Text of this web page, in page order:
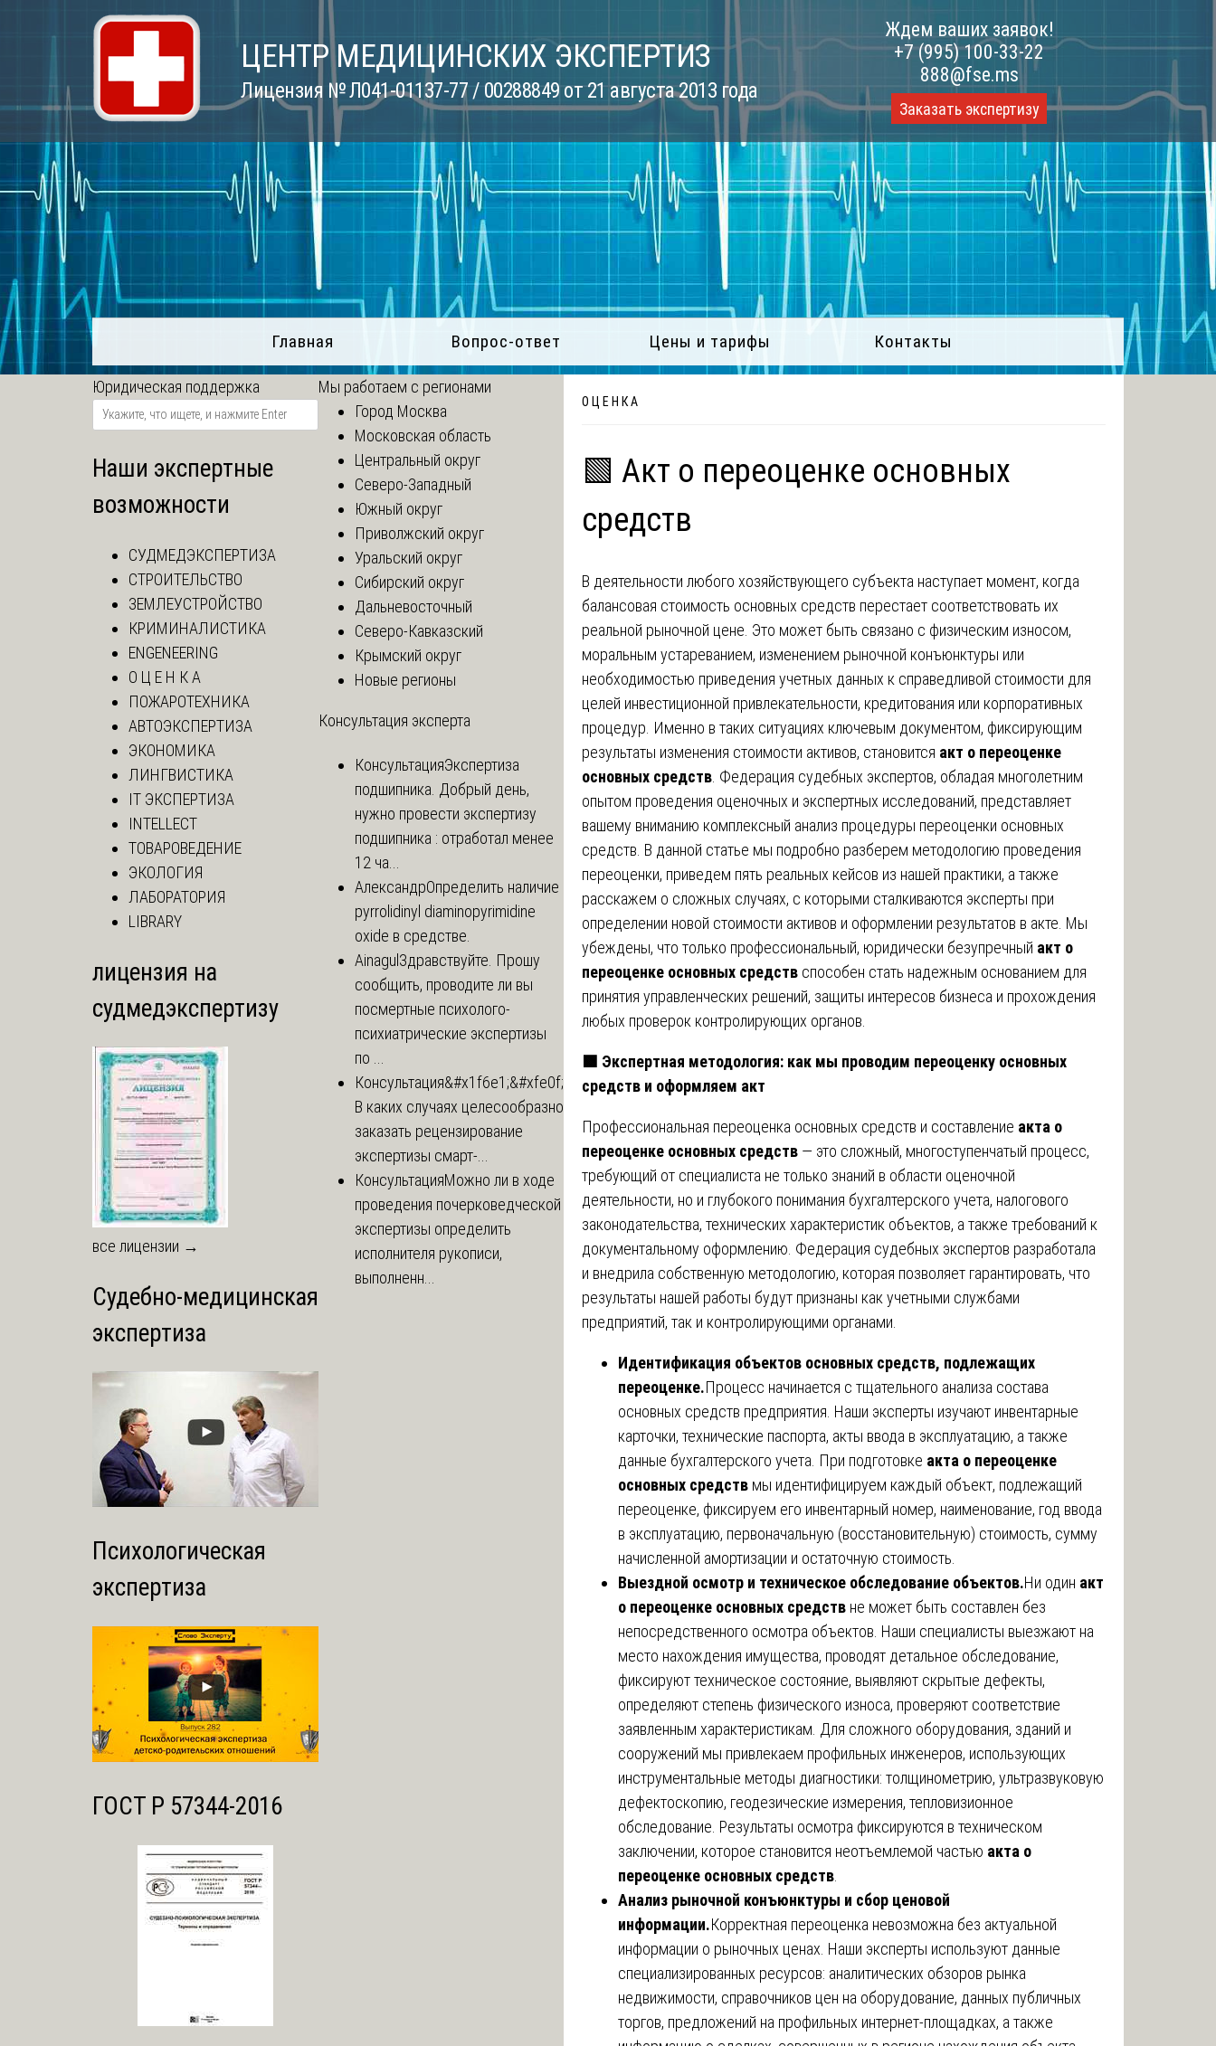
ЦЕНТР МЕДИЦИНСКИХ ЭКСПЕРТИЗ
Лицензия № Л041-01137-77 / 00288849 от 21 августа 2013 года
Ждем ваших заявок!
+7 (995) 100-33-22
888@fse.ms
Заказать экспертизу
Главная Вопрос-ответ Цены и тарифы Контакты
О Ц Е Н К А
🟩 Акт о переоценке основных
средств
В деятельности любого хозяйствующего субъекта наступает момент, когда
балансовая стоимость основных средств перестает соответствовать их
реальной рыночной цене. Это может быть связано с физическим износом,
моральным устареванием, изменением рыночной конъюнктуры или
необходимостью приведения учетных данных к справедливой стоимости для
целей инвестиционной привлекательности, кредитования или корпоративных
процедур. Именно в таких ситуациях ключевым документом, фиксирующим
результаты изменения стоимости активов, становится акт о переоценке
основных средств . Федерация судебных экспертов, обладая многолетним
опытом проведения оценочных и экспертных исследований, представляет
вашему вниманию комплексный анализ процедуры переоценки основных
средств. В данной статье мы подробно разберем методологию проведения
переоценки, приведем пять реальных кейсов из нашей практики, а также
расскажем о сложных случаях, с которыми сталкиваются эксперты при
определении новой стоимости активов и оформлении результатов в акте. Мы
убеждены, что только профессиональный, юридически безупречный акт о
переоценке основных средств способен стать надежным основанием для
принятия управленческих решений, защиты интересов бизнеса и прохождения
любых проверок контролирующих органов.
🟩 Экспертная методология: как мы проводим переоценку основных
средств и оформляем акт
Профессиональная переоценка основных средств и составление акта о
переоценке основных средств — это сложный, многоступенчатый процесс,
требующий от специалиста не только знаний в области оценочной
деятельности, но и глубокого понимания бухгалтерского учета, налогового
законодательства, технических характеристик объектов, а также требований к
документальному оформлению. Федерация судебных экспертов разработала
и внедрила собственную методологию, которая позволяет гарантировать, что
результаты нашей работы будут признаны как учетными службами
предприятий, так и контролирующими органами.
Идентификация объектов основных средств, подлежащих
переоценке.Процесс начинается с тщательного анализа состава
основных средств предприятия. Наши эксперты изучают инвентарные
карточки, технические паспорта, акты ввода в эксплуатацию, а также
данные бухгалтерского учета. При подготовке акта о переоценке
основных средств мы идентифицируем каждый объект, подлежащий
переоценке, фиксируем его инвентарный номер, наименование, год ввода
в эксплуатацию, первоначальную (восстановительную) стоимость, сумму
начисленной амортизации и остаточную стоимость.
Выездной осмотр и техническое обследование объектов.Ни один акт
о переоценке основных средств не может быть составлен без
непосредственного осмотра объектов. Наши специалисты выезжают на
место нахождения имущества, проводят детальное обследование,
фиксируют техническое состояние, выявляют скрытые дефекты,
определяют степень физического износа, проверяют соответствие
заявленным характеристикам. Для сложного оборудования, зданий и
сооружений мы привлекаем профильных инженеров, использующих
инструментальные методы диагностики: толщинометрию, ультразвуковую
дефектоскопию, геодезические измерения, тепловизионное
обследование. Результаты осмотра фиксируются в техническом
заключении, которое становится неотъемлемой частью акта о
переоценке основных средств
Анализ рыночной конъюнктуры и сбор ценовой
информации.Корректная переоценка невозможна без актуальной
информации о рыночных ценах. Наши эксперты используют данные
специализированных ресурсов: аналитических обзоров рынка
недвижимости, справочников цен на оборудование, данных публичных
торгов, предложений на профильных интернет-площадках, а также
Юридическая поддержка
Наши экспертные
возможности
СУДМЕДЭКСПЕРТИЗА
СТРОИТЕЛЬСТВО
ЗЕМЛЕУСТРОЙСТВО
КРИМИНАЛИСТИКА
ENGENEERING
О Ц Е Н К А
ПОЖАРОТЕХНИКА
АВТОЭКСПЕРТИЗА
ЭКОНОМИКА
ЛИНГВИСТИКА
IT ЭКСПЕРТИЗА
INTELLECT
ТОВАРОВЕДЕНИЕ
ЭКОЛОГИЯ
ЛАБОРАТОРИЯ
LIBRARY
лицензия на
судмедэкспертизу
все лицензии →
Судебно-медицинская
экспертиза
Психологическая
экспертиза
ГОСТ Р 57344-2016
Мы работаем с регионами
Город Москва
Московская область
Центральный округ
Северо-Западный
Южный округ
Приволжский округ
Уральский округ
Сибирский округ
Дальневосточный
Северо-Кавказский
Крымский округ
Новые регионы
Консультация эксперта
КонсультацияЭкспертиза
подшипника. Добрый день,
нужно провести экспертизу
подшипника : отработал менее
12 ча...
АлександрОпределить наличие
pyrrolidinyl diaminopyrimidine
oxide в средстве.
Ainagul Здравствуйте. Прошу
сообщить, проводите ли вы
посмертные психолого-
психиатрические экспертизы
по ...
Консультация&#x1f6e1;&#xfe0f;
В каких случаях целесообразно
заказать рецензирование
экспертизы смарт-...
КонсультацияМожно ли в ходе
проведения почерковедческой
экспертизы определить
исполнителя рукописи,
выполненн...